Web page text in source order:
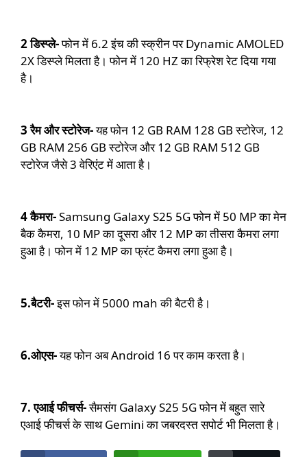
2 डिस्प्ले-फोन में 6.2 इंच की स्क्रीन पर Dynamic AMOLED
2X डिस्प्ले मिलता है। फोन में 120 HZ का रिफ्रेश रेट दिया गया
है।
3 रैम और स्टोरेज-यह फोन 12 GB RAM 128 GB स्टोरेज, 12
GB RAM 256 GB स्टोरेज और12 GB RAM 512 GB
स्टोरेज जैसे 3 वेरिएंट में आता है।
4 कैमरा-Samsung Galaxy S25 5Gफोन में 50 MP का मेन
बैक कैमरा, 10 MP का दूसरा और 12 MP का तीसरा कैमरा लगा
हुआ है। फोन में 12 MP का फ्रंट कैमरा लगा हुआ है।
5.बैटरी-इस फोन में 5000 mah की बैटरी है।
6.ओएस-यह फोन अब Android 16 पर काम करता है।
7. एआई फीचर्स-सैमसंग Galaxy S25 5Gफोन में बहुत सारे
एआई फीचर्स के साथ Gemini का जबरदस्त सपोर्ट भी मिलता है।